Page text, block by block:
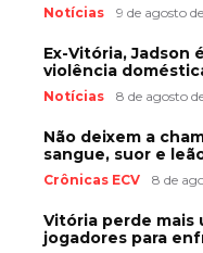
Notícias 9 de agosto
Ex-Vitória, Jadson
violência
Notícias 8 de agosto
Não deixem a
sangue, suor e
Crônicas ECV 8 de
Vitória perde mais
jogadores para